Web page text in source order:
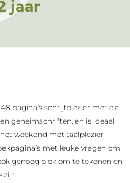
jaar
pagina’s schrijfplezier met o.a.
geheimschriften, en is ideaal
weekend met taalplezier
met leuke vragen om
genoeg plek om te tekenen en
zijn.